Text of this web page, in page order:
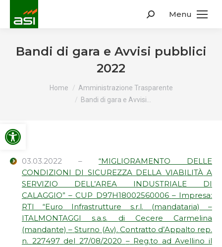
Apri la barra degli strumenti
Menu
Search:
Bandi di gara e Avvisi pubblici
2022
You are here:
Home
Amministrazione Trasparente
Bandi di gara e Avvisi…
03.03.2022 – “MIGLIORAMENTO
DELLE
CONDIZIONI DI SICUREZZA DELLA VIABILITÀ A
SERVIZIO
DELL’AREA INDUSTRIALE DI
CALAGGIO” – CUP D97H18002560006 – Impresa:
RTI
“Euro Infrastrutture s.r.l. (mandataria)
–
ITALMONTAGGI s.a.s.
di Cecere Carmelina
(mandante)– Sturno (Av). Contratto d’Appalto rep.
n. 227497 del 27/08/2020 – Reg.to ad Avellino il